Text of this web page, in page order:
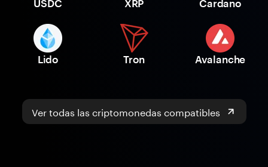
USDC XRP Cardano
Lido Tron Avalanche
Ver todas las criptomonedas compatibles